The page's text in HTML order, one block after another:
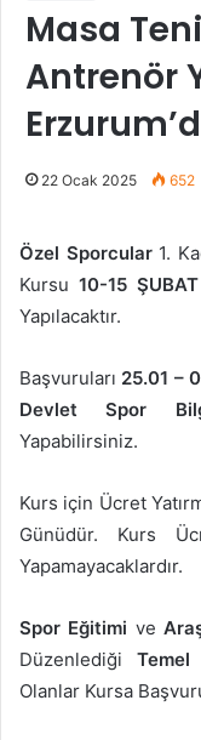
Masa
Antrenör
22 Ocak 2025 652
Özel Sporcular1.
Kursu 10-15
Yapılacaktır.
Başvuruları 25.01 –
Devlet Spor
Yapabilirsiniz.
Kurs için Ücret
Günüdür. Kurs
Yapamayacaklardır.
Spor Eğitimi ve
DüzenlediğiTemel
Olanlar Kursa